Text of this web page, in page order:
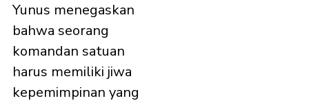
Yunus menegaskan
bahwa seorang
komandan satuan
harus memiliki jiwa
kepemimpinan yang